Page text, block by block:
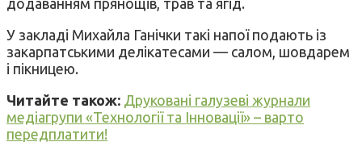
У закладі Михайла Ганічки такі напої подають із
закарпатськими делікатесами — салом, шовдарем
і пікницею.
Читайте також: Друковані галузеві журнали
медіагрупи «Технології та Інновації» – варто
передплатити!